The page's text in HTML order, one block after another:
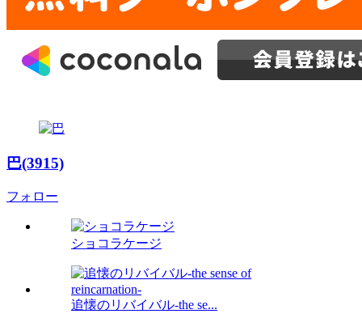
巴(3915)
フォロー
ショコラケージ
追懐のリバイバル-the se...